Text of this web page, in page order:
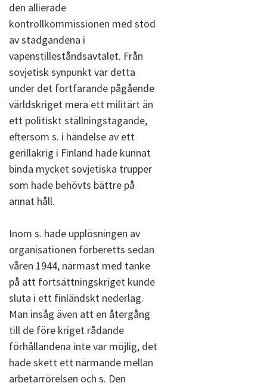
den allierade
kontrollkommissionen med stöd
av stadgandena i
vapenstilleståndsavtalet. Från
sovjetisk synpunkt var detta
under det fortfarande pågående
världskriget mera ett militärt än
ett politiskt ställningstagande,
eftersom s. i händelse av ett
gerillakrig i Finland hade kunnat
binda mycket sovjetiska trupper
som hade behövts bättre på
annat håll.
Inom s. hade upplösningen av
organisationen förberetts sedan
våren 1944, närmast med tanke
på att fortsättningskriget kunde
sluta i ett finländskt nederlag.
Man insåg även att en återgång
till de före kriget rådande
förhållandena inte var möjlig, det
hade skett ett närmande mellan
arbetarrörelsen och s. Den